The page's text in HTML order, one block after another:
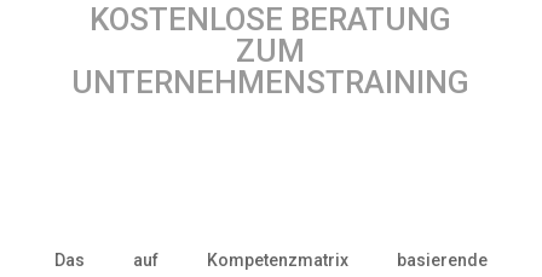
KOSTENLOSE BERATUNG
ZUM
UNTERNEHMENSTRAINING
Das auf Kompetenzmatrix basierende